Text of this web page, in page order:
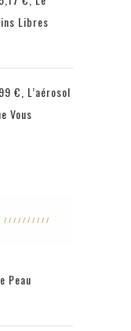
Libres
€, L’aérosol
Vous
Peau